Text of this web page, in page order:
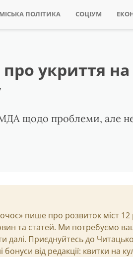
МІСЬКА ПОЛІТИКА СОЦІУМ
укриття
щодо проблеми, але не
пише про розвиток міст 12
та статей. Ми потребуємо
Приєднуйтесь до
від редакції: квитки на